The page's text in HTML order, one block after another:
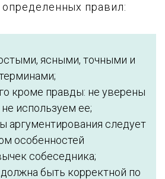
правил:
ясными, точными и
кроме правды: не уверены
используем ее;
аргументирования следует
особенностей
собеседника;
быть корректной по